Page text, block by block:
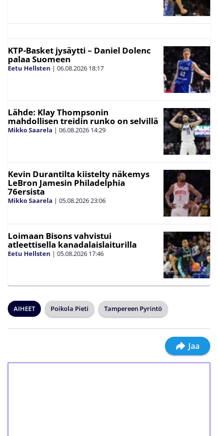
KTP-Basket jysäytti – Daniel Dolenc
palaa Suomeen
Eetu Hellsten | 06.08.2026 18:17
Lähde: Klay Thompsonin
mahdollisen treidin runko on selvillä
Mikko Saarela | 06.08.2026 14:29
Kevin Durantilta kiistelty näkemys
LeBron Jamesin Philadelphia
76ersista
Mikko Saarela | 05.08.202623:06
Loimaan Bisons vahvistui
atleettisella kanadalaislaiturilla
Eetu Hellsten | 05.08.2026 17:46
AIHEET Poikola Pieti Tampereen Pyrintö
Jaa